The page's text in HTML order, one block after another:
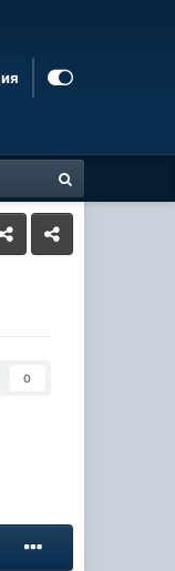
Odnoklassniki
0